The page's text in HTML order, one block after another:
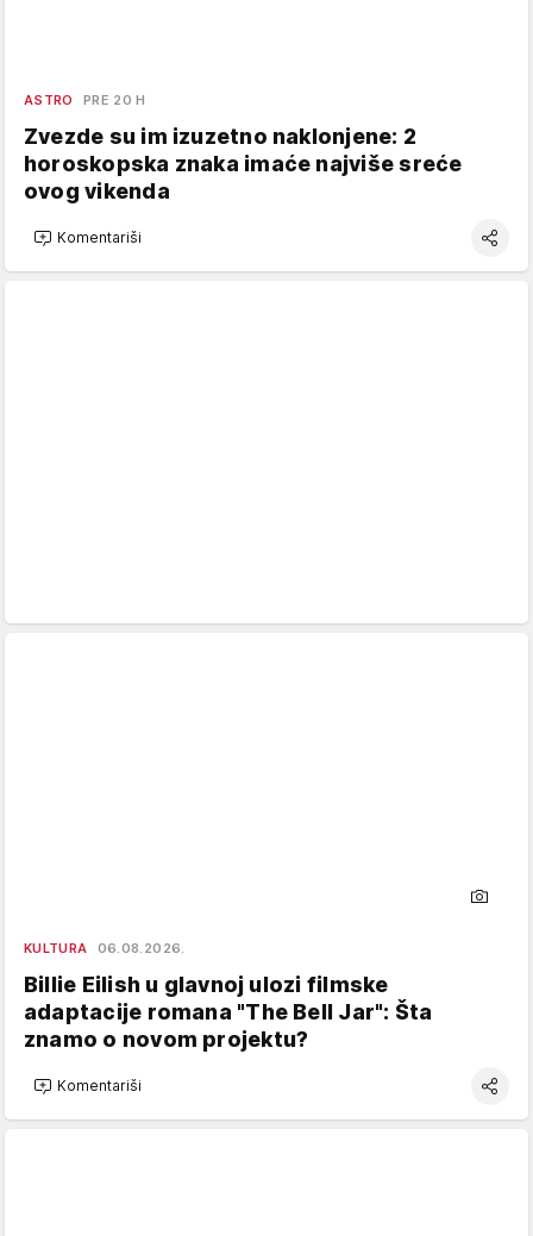
ASTRO PRE 20 H
Zvezde su im izuzetno naklonjene: 2
horoskopska znaka imaće najviše sreće
ovog vikenda
Komentariši
KULTURA 06.08.2026.
Billie Eilish u glavnoj ulozi filmske
adaptacije romana "The Bell Jar": Šta
znamo o novom projektu?
Komentariši